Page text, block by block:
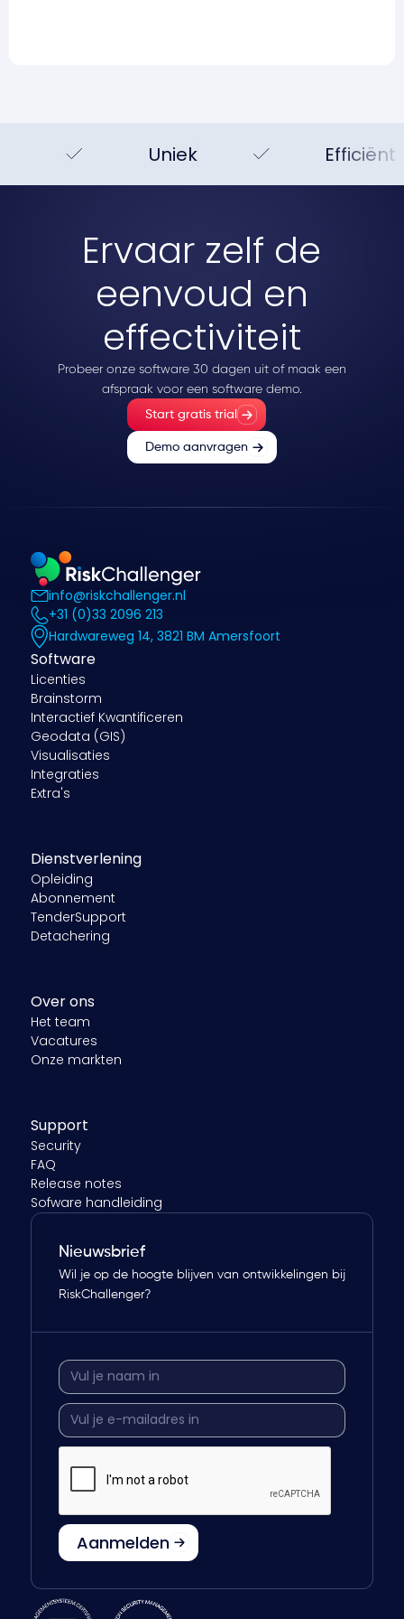
Uniek Efficiënt
Ervaar zelf de
eenvoud en
effectiviteit
Probeer onze software 30 dagen uit of maak een
afspraak voor een software demo.
Start gratis trial
Demo aanvragen
info@riskchallenger.nl
+31 (0)33 2096 213
Hardwareweg 14, 3821 BM Amersfoort
Software
Licenties
Brainstorm
Interactief Kwantificeren
Geodata (GIS)
Visualisaties
Integraties
Extra's
Dienstverlening
Opleiding
Abonnement
TenderSupport
Detachering
Over ons
Het team
Vacatures
Onze markten
Support
Security
FAQ
Release notes
Sofware handleiding
Nieuwsbrief
Wil je op de hoogte blijven van ontwikkelingen bij
RiskChallenger?